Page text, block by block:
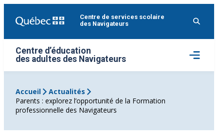
Centre de services scolaire
des Navigateurs
Centre d’éducation
des adultes des Navigateurs
Ouvrir
le
menu
Accueil
Actualités
Parents : explorez l’opportunité de la Formation
professionnelle des Navigateurs